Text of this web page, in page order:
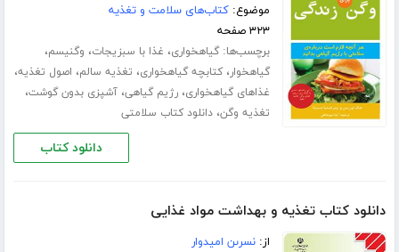
موضوع:کتاب‌های سلامت و تغذیه
۳۲۳ صفحه
برچسب‌ها:گیاهخواری، غذا با سبزیجات، وگنیسم،
گیاهخوار،کتابچه گیاهخواری، تغذیه سالم، اصول تغذیه،
غذاهای گیاهخواری،رژیم گیاهی،آشپزی بدون گوشت،
تغذیه وگن،دانلود کتاب سلامتی
دانلود کتاب
دانلود کتاب تغذیه و بهداشت مواد غذایی
از:نسرىن امیدوار